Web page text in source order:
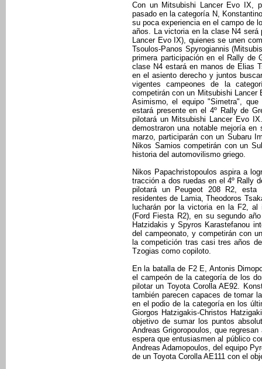
Con un Mitsubishi Lancer Evo IX,
pasado en la categoría N,
su poca experiencia en el campo de
años. La victoria en la clase N4 será
Lancer Evo IX), quienes se unen
Tsoulos-Panos Spyrogiannis
primera participación en el Rally de
clase N4 estará en manos de Elias
en el asiento derecho y juntos
vigentes campeones de la
competirán con un Mitsubishi
Asimismo, el equipo "Simetra",
estará presente en el 4º Rally de
pilotará un Mitsubishi Lancer Evo
demostraron una notable mejoría
marzo, participarán con un Subaru
Nikos Samios competirán con un
historia del automovilismo griego.
Nikos Papachristopoulos aspira a
tracción a dos ruedas en el 4º Rally
pilotará un Peugeot 208 R2, esta
residentes de Lamia, Theodoros
lucharán por la victoria en la F2, al
(Ford Fiesta R2), en su segundo
Hatzidakis y Spyros Karastefanou
del campeonato, y competirán con
la competición tras casi tres años
Tzogias como copiloto.
En la batalla de F2 E, Antonis
el campeón de la categoría de los
pilotar un Toyota Corolla AE92.
también parecen capaces de tomar
en el podio de la categoría en los
Giorgos Hatzigakis-Christos
objetivo de sumar los puntos
Andreas Grigoropoulos, que
espera que entusiasmen al público
Andreas Adamopoulos, del equipo
de un Toyota Corolla AE111 con el